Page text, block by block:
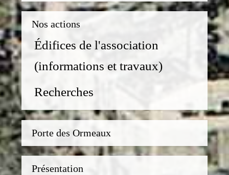
Nos actions
Édifices de l'association
(informations et travaux)
Recherches
Porte des Ormeaux
Présentation